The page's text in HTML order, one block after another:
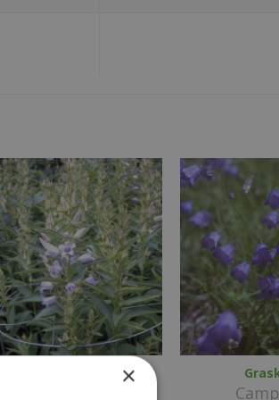
Breedbladig klokje×